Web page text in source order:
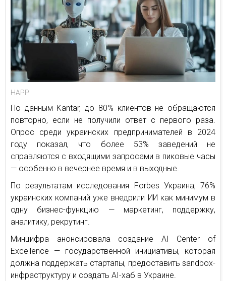
HAPP
По данным Kantar, до 80% клиентов не обращаются
повторно, если не получили ответ с первого раза.
Опрос среди украинских предпринимателей в 2024
году показал, что более 53% заведений не
справляются с входящими запросами в пиковые часы
— особенно в вечернее время и в выходные.
По результатам исследования Forbes Украина, 76%
украинских компаний уже внедрили ИИ как минимум в
одну бизнес-функцию — маркетинг, поддержку,
аналитику, рекрутинг.
Минцифра анонсировала создание AI Center of
Excellence — государственной инициативы, которая
должна поддержать стартапы, предоставить sandbox-
инфраструктуру и создать AI-хаб в Украине.